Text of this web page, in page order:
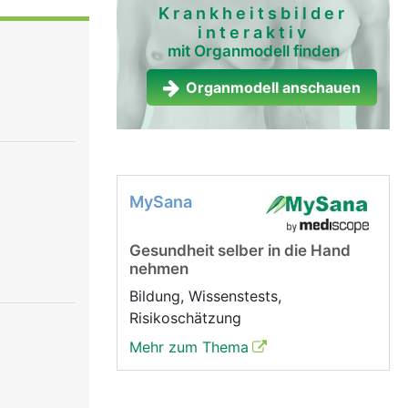
zur
Urin.
Krankheitsbilder
interaktiv
mit Organmodell finden
Organmodell anschauen
MySana
Gesundheit selber in die Hand
nehmen
Bildung, Wissenstests,
Risikoschätzung
Mehr zum Thema